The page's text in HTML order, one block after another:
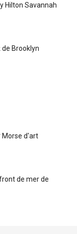
Hilton Savannah
Brooklyn
Morse d'art
de mer de